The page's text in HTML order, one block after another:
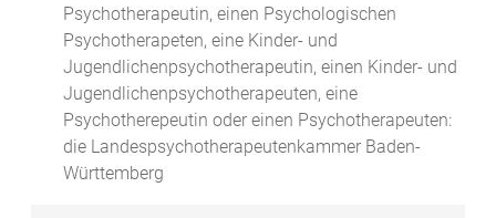
Psychotherapeutin, einen Psychologischen
Psychotherapeten, eine Kinder- und
Jugendlichenpsychotherapeutin, einen Kinder- und
Jugendlichenpsychotherapeuten, eine
Psychotherepeutin oder einen Psychotherapeuten:
die Landespsychotherapeutenkammer Baden-
Württemberg